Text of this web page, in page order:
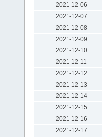
2021-12-06
2021-12-07
2021-12-08
2021-12-09
2021-12-10
2021-12-11
2021-12-12
2021-12-13
2021-12-14
2021-12-15
2021-12-16
2021-12-17